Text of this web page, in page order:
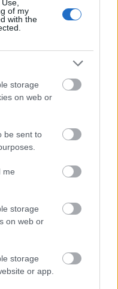
of my
with the
storage
on web or
be sent to
me
storage
on web or
storage
or app.
και τον κόσμο.